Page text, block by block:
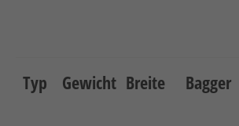
Typ Gewicht Breite Bagger